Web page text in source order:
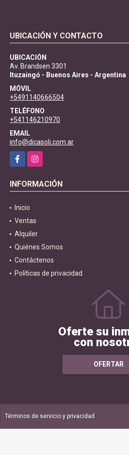
UBICACIÓN Y CONTACTO
UBICACIÓN
Av. Brandsen 3301
Ituzaingó - Buenos Aires - Argentina
MÓVIL
+5491140666504
TELÉFONO
+541146210970
EMAIL
info@dicasoli.com.ar
FacebookInstagram
INFORMACIÓN
Inicio
Ventas
Alquiler
Quiénes Somos
Contáctenos
Políticas de privacidad
Oferte su
con
OFERTAR
Términos de servicio y privacidad